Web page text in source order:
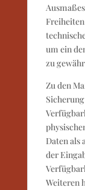
um ein
zu
Zu den
Daten als
der
Weiteren